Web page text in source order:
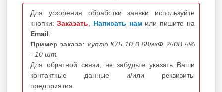
Для ускорения обработки заявки используйте
кнопки: Заказать Написать нам или пишите на
Email
Пример заказа: куплю К75-10 0.68мкФ 250В 5%
- 10 шт.
Для обратной связи, не забудьте указать Ваши
контактные данные и/или реквизиты
предприятия.